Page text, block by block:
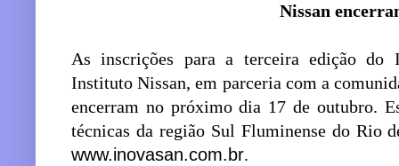
Nissan
As inscrições para a terceira edição do
Instituto Nissan, em parceria com a
encerram no próximo dia 17 de outubro.
técnicas da região Sul Fluminense do Rio
www.inovasan.com.br.